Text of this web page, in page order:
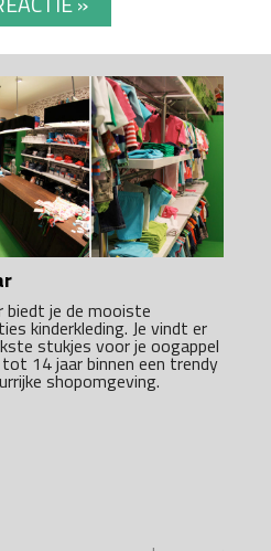
biedt je de mooiste
kinderkleding. Je vindt er
stukjes voor je oogappel
14 jaar binnen een trendy
shopomgeving.